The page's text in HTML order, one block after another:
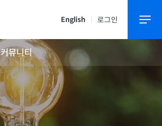
English 로그인
커뮤니티